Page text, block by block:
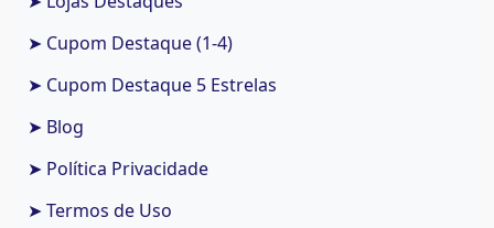
➤ Cupom Destaque (1-4)
➤ Cupom Destaque 5 Estrelas
➤ Blog
➤ Política Privacidade
➤ Termos de Uso